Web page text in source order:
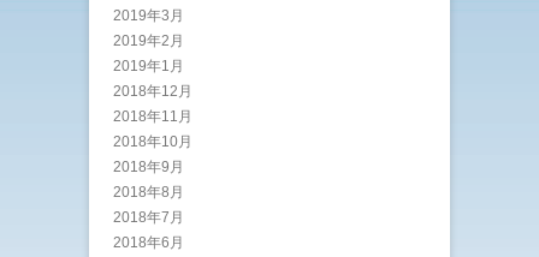
2019年3月
2019年2月
2019年1月
2018年12月
2018年11月
2018年10月
2018年9月
2018年8月
2018年7月
2018年6月